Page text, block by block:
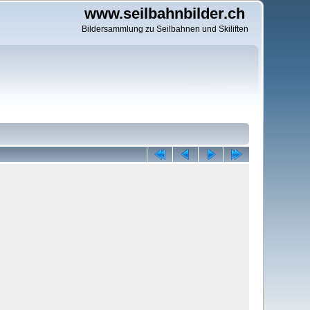
www.seilbahnbilder.ch
Bildersammlung zu Seilbahnen und Skiliften